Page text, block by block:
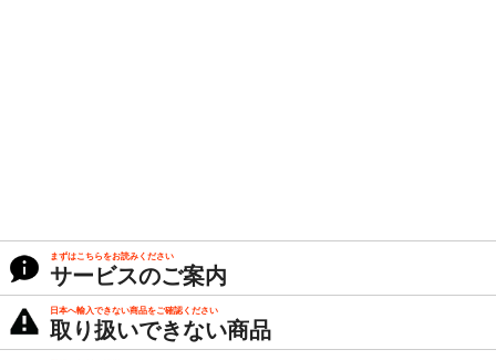
まずはこちらをお読みください
サービスのご案内
日本へ輸入できない商品をご確認ください
取り扱いできない商品